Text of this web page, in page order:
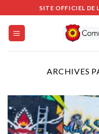
au
contenu
SITE OFFICIEL DE
ARCHIVES